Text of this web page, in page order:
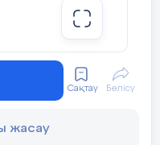
Сақтау Бөлісу
жасау